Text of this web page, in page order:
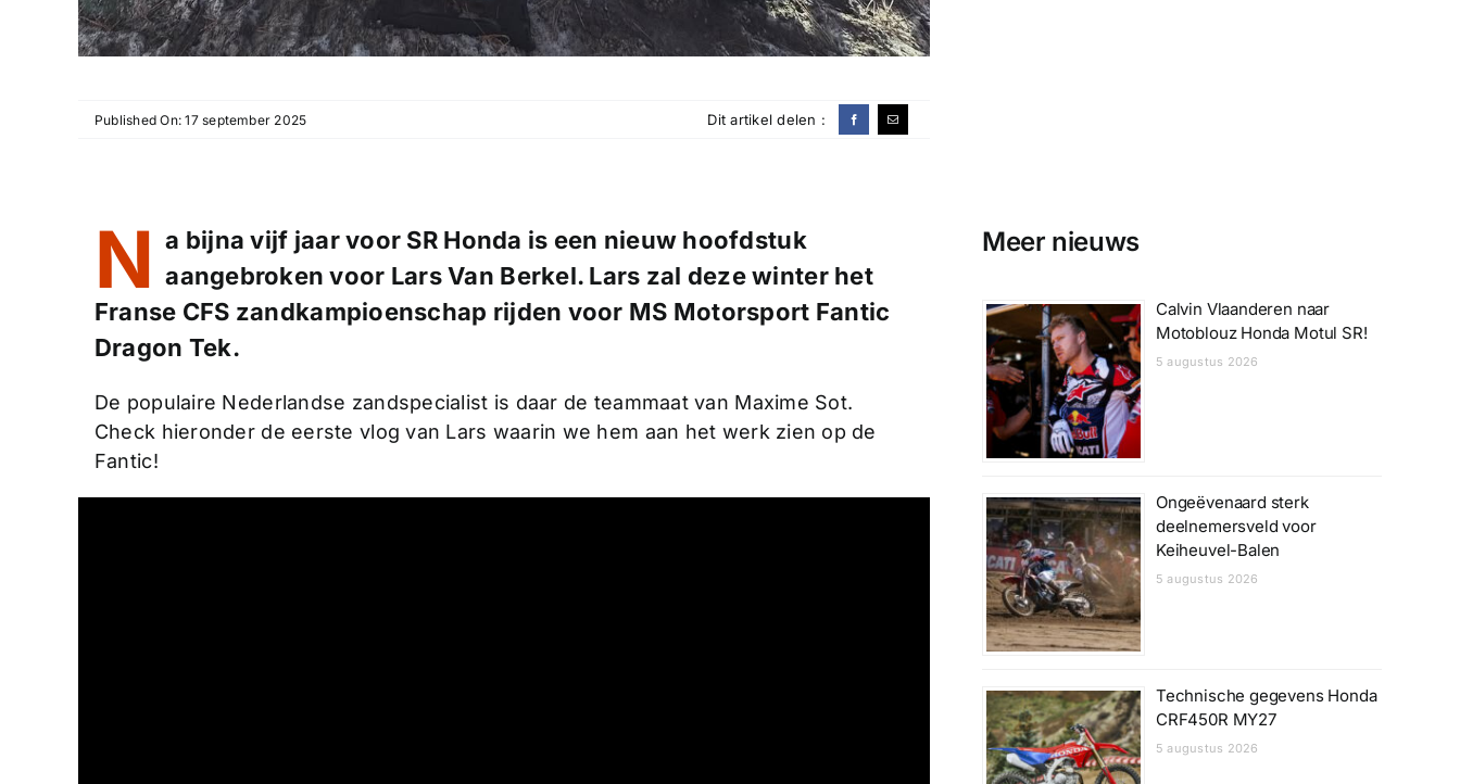
Published On: 17 september 2025 Dit artikel delen :
N a bijna vijf jaar voor SR Honda is een nieuw hoofdstuk
aangebroken voor Lars Van Berkel. Lars zal deze winter het
Franse CFS zandkampioenschap rijden voor MS Motorsport Fantic
Dragon Tek.
De populaire Nederlandse zandspecialist is daar de teammaat van Maxime Sot.
Check hieronder de eerste vlog van Lars waarin we hem aan het werk zien op de
Fantic!
Meer nieuws
Calvin Vlaanderen naar
Motoblouz Honda Motul SR!
5 augustus 2026
Ongeëvenaard sterk
deelnemersveld voor
Keiheuvel-Balen
5 augustus 2026
Technische gegevens Honda
CRF450R MY27
5 augustus 2026